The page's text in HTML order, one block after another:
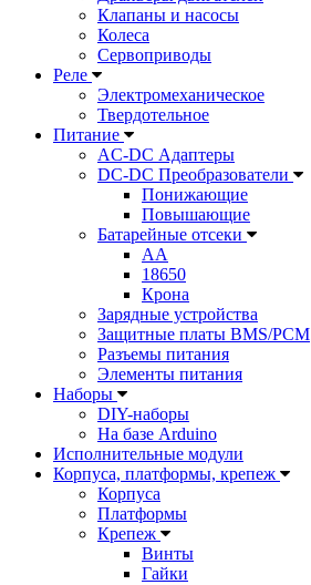
Клапаны и насосы
Колеса
Сервоприводы
Реле
Электромеханическое
Твердотельное
Питание
AC-DC Адаптеры
DC-DC Преобразователи
Понижающие
Повышающие
Батарейные отсеки
AA
18650
Крона
Зарядные устройства
Защитные платы BMS/PCM
Разъемы питания
Элементы питания
Наборы
DIY-наборы
На базе Arduino
Исполнительные модули
Корпуса, платформы, крепеж
Корпуса
Платформы
Крепеж
Винты
Гайки